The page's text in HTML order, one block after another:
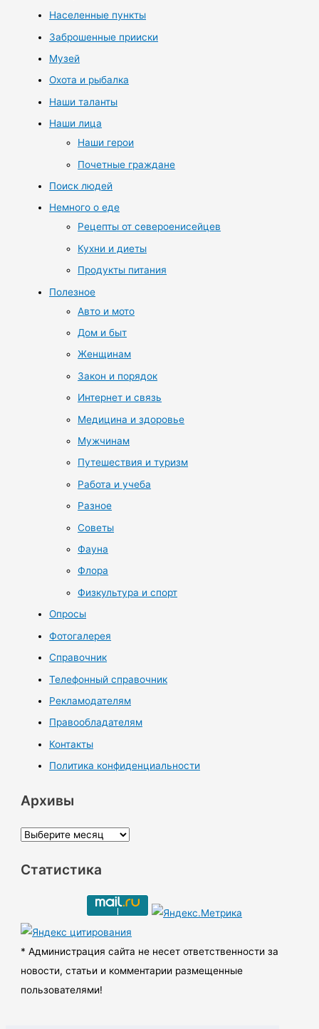
Населенные пункты
Заброшенные прииски
Музей
Охота и рыбалка
Наши таланты
Наши лица
Наши герои
Почетные граждане
Поиск людей
Немного о еде
Рецепты от североенисейцев
Кухни и диеты
Продукты питания
Полезное
Авто и мото
Дом и быт
Женщинам
Закон и порядок
Интернет и связь
Медицина и здоровье
Мужчинам
Путешествия и туризм
Работа и учеба
Разное
Советы
Фауна
Флора
Физкультура и спорт
Опросы
Фотогалерея
Справочник
Телефонный справочник
Рекламодателям
Правообладателям
Контакты
Политика конфиденциальности
Архивы
А
х
ы
Статистика
* Администрация сайта не несет ответственности за
новости, статьи и комментарии размещенные
пользователями!